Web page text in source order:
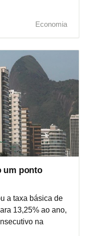
Economia
um ponto
a taxa básica de
13,25% ao ano,
na